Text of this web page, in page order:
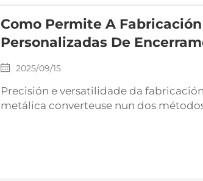
Como Permite A
Personalizadas De
2025/09/15
Precisión e versatilidade da
metálica converteuse nun dos